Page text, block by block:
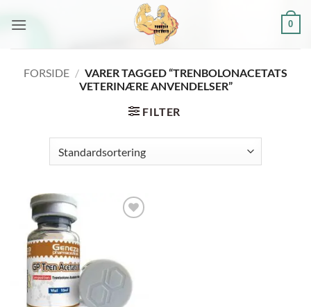
0
FORSIDE / VARER TAGGED “TRENBOLONACETATS
VETERINÆRE ANVENDELSER”
FILTER